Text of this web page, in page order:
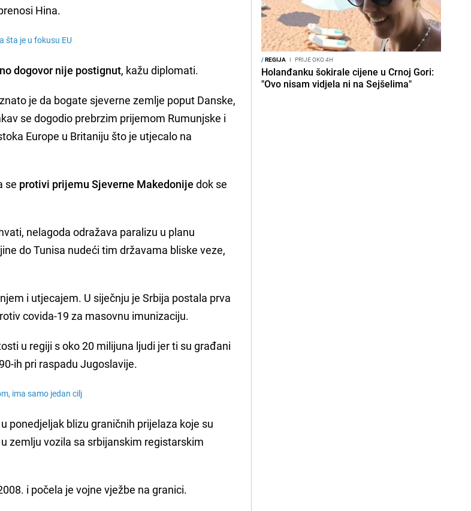
Hina.
šta je u fokusu EU
no dogovor nije postignut, kažu diplomati.
je da bogate sjeverne zemlje poput Danske,
se dogodio prebrzim prijemom Rumunjske i
Europe u Britaniju što je utjecalo na
se protivi prijemu Sjeverne Makedonije dok se
nelagoda odražava paralizu u planu
do Tunisa nudeći tim državama bliske veze,
i utjecajem. U siječnju je Srbija postala prva
covida-19 za masovnu imunizaciju.
u regiji s oko 20 milijuna ljudi jer ti su građani
ih pri raspadu Jugoslavije.
ima samo jedan cilj
ponedjeljak blizu graničnih prijelaza koje su
zemlju vozila sa srbijanskim registarskim
i počela je vojne vježbe na granici.
/REGIJA I PRIJE OKO 4H
Holanđanku šokirale cijene u Crnoj Gori:
"Ovo nisam vidjela ni na Sejšelima"